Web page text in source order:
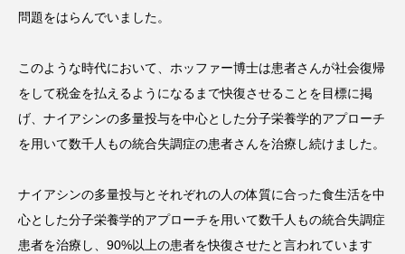
問題をはらんでいました。
このような時代において、ホッファー博士は患者さんが社会復帰
をして税金を払えるようになるまで快復させることを目標に掲
げ、ナイアシンの多量投与を中心とした分子栄養学的アプローチ
を用いて数千人もの統合失調症の患者さんを治療し続けました。
ナイアシンの多量投与とそれぞれの人の体質に合った食生活を中
心とした分子栄養学的アプローチを用いて数千人もの統合失調症
患者を治療し、90%以上の患者を快復させたと言われています